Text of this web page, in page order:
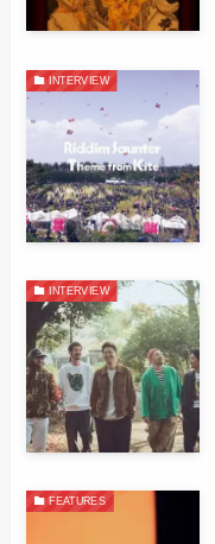
INTERVIEW
INTERVIEW
FEATURES